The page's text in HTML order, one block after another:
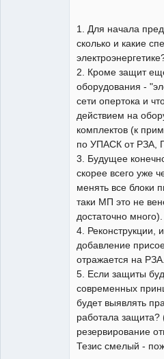
1. Для начала
сколько и какие
2. Кроме защит
оборудования -
сети опертока и
действием на
комплектов (к
по УПАСК от РЗА,
3. Будущее
скорее всего уже
менять все блоки
таки МП это не
достаточно много).
4. Реконструкции,
добавление
отражается на РЗА.
5. Если защиты
современных
будет выявлять
работала защита?
резервирование
Тезис смелый -